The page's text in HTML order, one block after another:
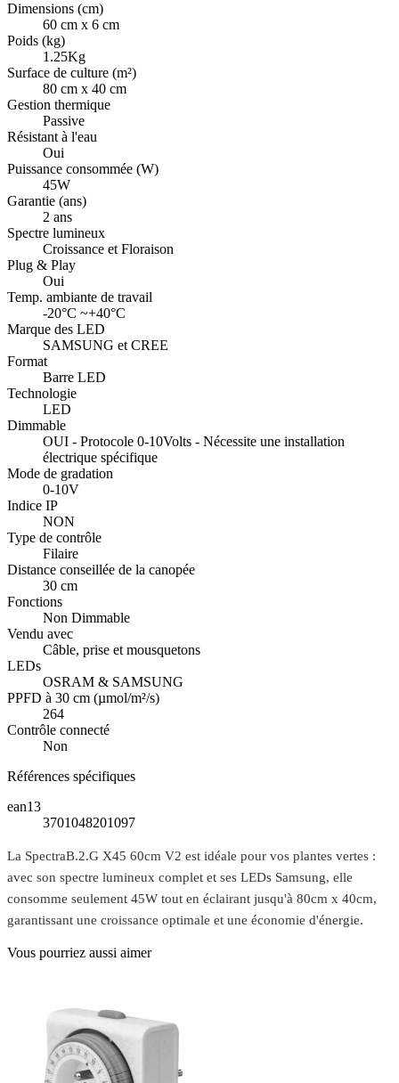
Dimensions (cm)
60 cm x 6 cm
Poids (kg)
1.25Kg
Surface de culture (m²)
80 cm x 40 cm
Gestion thermique
Passive
Résistant à l'eau
Oui
Puissance consommée (W)
45W
Garantie (ans)
2 ans
Spectre lumineux
Croissance et Floraison
Plug & Play
Oui
Temp. ambiante de travail
-20°C ~+40°C
Marque des LED
SAMSUNG et CREE
Format
Barre LED
Technologie
LED
Dimmable
OUI - Protocole 0-10Volts - Nécessite une installation
électrique spécifique
Mode de gradation
0-10V
Indice IP
NON
Type de contrôle
Filaire
Distance conseillée de la canopée
30 cm
Fonctions
Non Dimmable
Vendu avec
Câble, prise et mousquetons
LEDs
OSRAM & SAMSUNG
PPFD à 30 cm (µmol/m²/s)
264
Contrôle connecté
Non
Références spécifiques
ean13
3701048201097
La SpectraB.2.G X45 60cm V2 est idéale pour vos plantes vertes :
avec son spectre lumineux complet et ses LEDs Samsung, elle
consomme seulement 45W tout en éclairant jusqu'à 80cm x 40cm,
garantissant une croissance optimale et une économie d'énergie.
Vous pourriez aussi aimer